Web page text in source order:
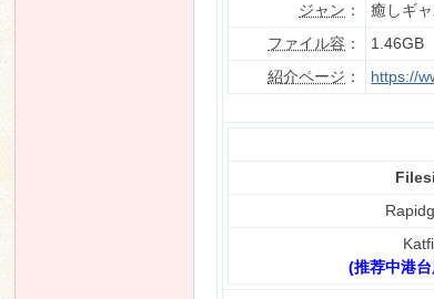
ジャン ：
癒しギ
ファイル容 ：
1.46GB
紹介ページ ： https://
(推荐中港